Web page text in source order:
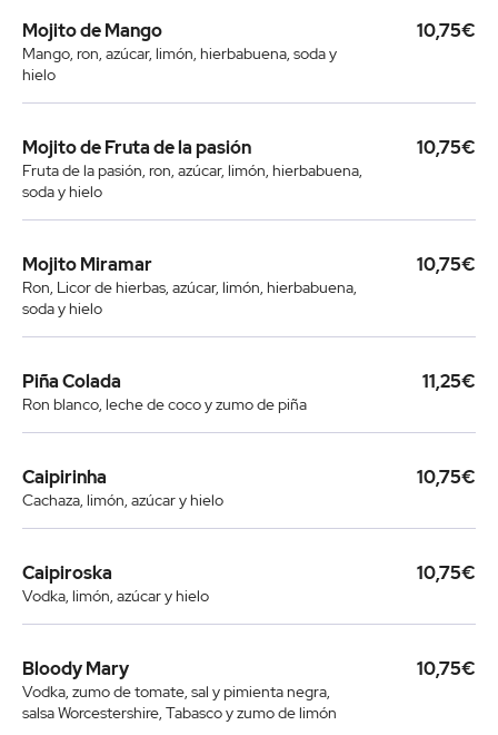
Mojito de Mango
Mango, ron, azúcar, limón, hierbabuena, soda y
hielo
10,75€
Mojito de Fruta de la pasión
Fruta de la pasión, ron, azúcar, limón, hierbabuena,
soda y hielo
10,75€
Mojito Miramar
Ron, Licor de hierbas, azúcar, limón, hierbabuena,
soda y hielo
10,75€
Piña Colada
Ron blanco, leche de coco y zumo de piña
11,25€
Caipirinha
Cachaza, limón, azúcar y hielo
10,75€
Caipiroska
Vodka, limón, azúcar y hielo
10,75€
Bloody Mary
Vodka, zumo de tomate, sal y pimienta negra,
salsa Worcestershire, Tabasco y zumo de limón
10,75€